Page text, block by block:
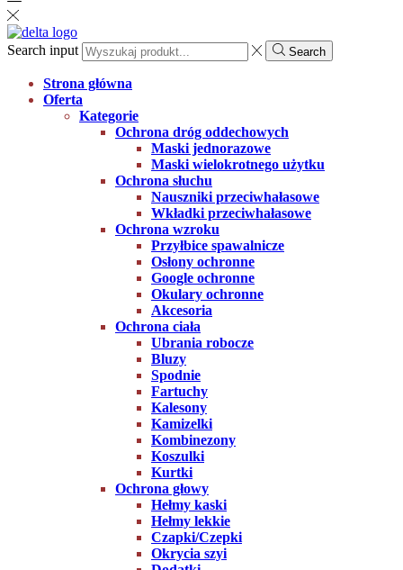
Search input Search
Strona główna
Oferta
Kategorie
Ochrona dróg oddechowych
Maski jednorazowe
Maski wielokrotnego użytku
Ochrona słuchu
Nauszniki przeciwhałasowe
Wkładki przeciwhałasowe
Ochrona wzroku
Przyłbice spawalnicze
Osłony ochronne
Google ochronne
Okulary ochronne
Akcesoria
Ochrona ciała
Ubrania robocze
Bluzy
Spodnie
Fartuchy
Kalesony
Kamizelki
Kombinezony
Koszulki
Kurtki
Ochrona głowy
Hełmy kaski
Hełmy lekkie
Czapki/Czepki
Okrycia szyi